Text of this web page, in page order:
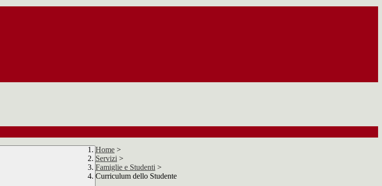
Home >
Servizi >
Famiglie e Studenti >
Curriculum dello Studente